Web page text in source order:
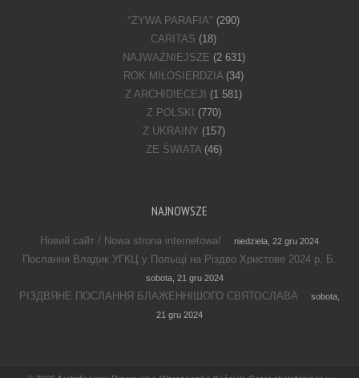
"ŻYWA PARAFIA" (290)
CARITAS (18)
NAJWAŻNIEJSZE (2 631)
ROK MIŁOSIERDZIA(34)
Z ARCHIDIECEJI
(1 581)
Z POLSKI
(770)
Z UKRAINY (157)
ZE ŚWIATA(46)
NAJNOWSZE
Новий сайт / Nowa strona internetowa! niedziela, 22 gru 2024
Послання Владик УГКЦ у Польщі на Різдво Христове 2024 р. Б.
sobota, 21 gru 2024
РІЗДВЯНЕ ПОСЛАННЯ БЛАЖЕННІШОГО СВЯТОСЛАВА
sobota,
21 gru 2024